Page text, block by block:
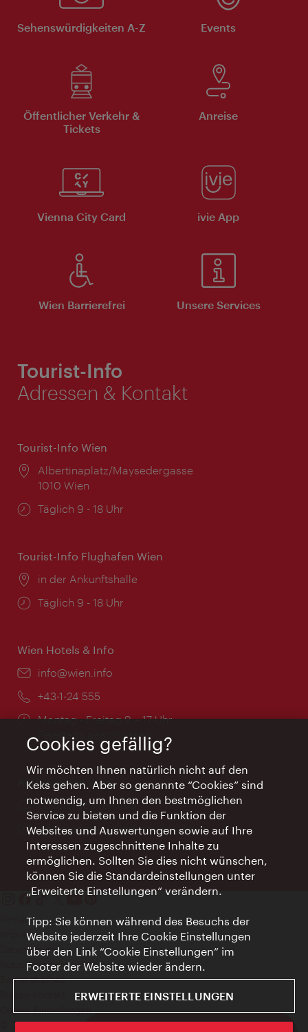
Sehenswürdigkeiten A-Z Events
Öffentlicher Verkehr &
Tickets
Anreise
Vienna City Card ivie App
Wien Barrierefrei Unsere Services
Tourist-Info
Adressen & Kontakt
Tourist-Info Wien
Ort:
Albertinaplatz/Maysedergasse
1010 Wien
Öffnungszeiten:
Täglich 9 - 18 Uhr
Tourist-Info Flughafen Wien
Ort:
in der Ankunftshalle
Öffnungszeiten:
Täglich 9 - 18 Uhr
Wien Hotels & Info
Email:
info@wien.info
Telefon:
+43-1-24 555
Öffnungszeiten:
Montag - Freitag 9 – 17 Uhr
Feiertags geschlossen
AI Concierge Wien
Ort:
concierge.wien.info
Öffnungszeiten:
Informationen rund um die Uhr
Kontakt
Impressum
Datenschutz
Nutzungsbedingungen
Barrierefreiheit
Cookie Einstellungen
© Copyright WienTourismus
Cookies gefällig?
Wir möchten Ihnen natürlich nicht auf den
Keks gehen. Aber so genannte “Cookies” sind
notwendig, um Ihnen den bestmöglichen
Service zu bieten und die Funktion der
Websites und Auswertungen sowie auf Ihre
Interessen zugeschnittene Inhalte zu
ermöglichen. Sollten Sie dies nicht wünschen,
können Sie die Standardeinstellungen unter
„Erweiterte Einstellungen“ verändern.
Tipp: Sie können während des Besuchs der
Website jederzeit Ihre Cookie Einstellungen
über den Link “Cookie Einstellungen” im
Footer der Website wieder ändern.
ERWEITERTE EINSTELLUNGEN